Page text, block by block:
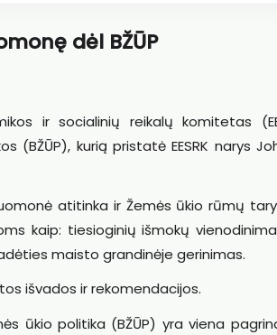
dėl BŽŪP
ir socialinių reikalų komitetas
(BŽŪP), kurią pristatė EESRK narys
atitinka ir Žemės ūkio rūmų
kaip: tiesioginių išmokų
maisto grandinėje gerinimas.
išvados ir rekomendacijos.
ūkio politika (BŽŪP) yra viena